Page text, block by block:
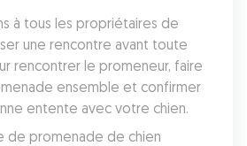
à tous les propriétaires de
une rencontre avant toute
rencontrer le promeneur, faire
ensemble et confirmer
entente avec votre chien.
de promenade de chien